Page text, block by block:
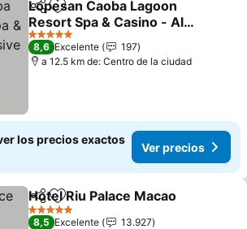
CompartirAgregar a favoritos
Lopesan Caoba Lagoon
Resort Spa & Casino - All
Inclusive
Ver precios
5 Estrellas
8,6 Excelente
197
a 12.5 km de: Centro de la ciudad
los precios exactos
Ver precios
CompartirAgregar a favoritos
Hotel Riu Palace Macao
5 Estrellas
8,5 Excelente
13.927